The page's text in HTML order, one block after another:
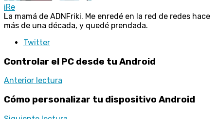
iRe
La mamá de ADNFriki. Me enredé en la red de redes hace
más de una década, y quedé prendada.
Twitter
Controlar el PC desde tu Android
Anterior lectura
Cómo personalizar tu dispositivo Android